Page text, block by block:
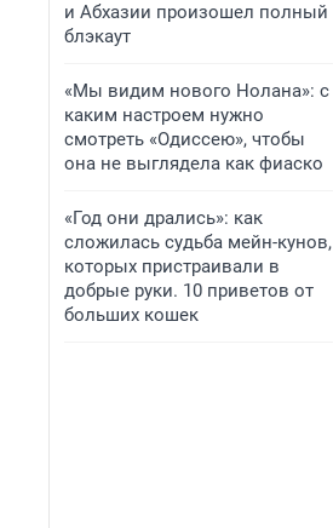
и Абхазии произошел полный
блэкаут
«Мы видим нового Нолана»: с
каким настроем нужно
смотреть «Одиссею», чтобы
она не выглядела как фиаско
«Год они дрались»: как
сложилась судьба мейн-кунов,
которых пристраивали в
добрые руки. 10 приветов от
больших кошек